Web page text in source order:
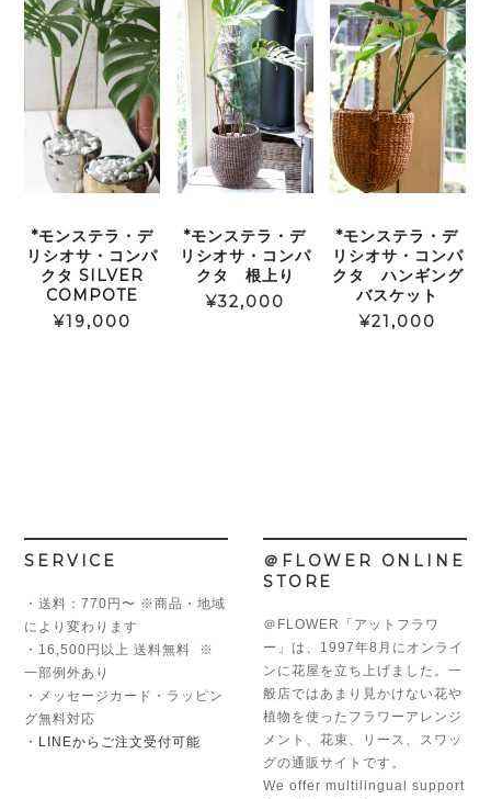
*モンステラ・デ
リシオサ・コンパ
クタ SILVER
COMPOTE
¥19,000
*モンステラ・デ
リシオサ・コンパ
クタ 根上り
¥32,000
*モンステラ・デ
リシオサ・コンパ
クタ ハンギング
バスケット
¥21,000
SERVICE
・送料：770円〜 ※商品・地域
により変わります
・16,500円以上 送料無料 ※
一部例外あり
・メッセージカード・ラッピン
グ無料対応
・ LINEからご注文受付可能
＠FLOWER ONLINE
STORE
＠FLOWER「アットフラワ
ー」は、1997年8月にオンライ
ンに花屋を立ち上げました。一
般店ではあまり見かけない花や
植物を使ったフラワーアレンジ
メント、花束、リース、スワッ
グの通販サイトです。
We offer multilingual support